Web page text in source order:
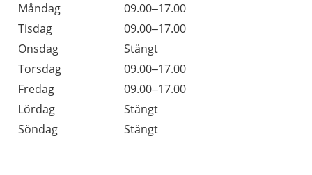
Dag
Öppettider
Kommentarer
Måndag
09.00–17.00
Tisdag
09.00–17.00
Onsdag
Stängt
Torsdag
09.00–17.00
Fredag
09.00–17.00
Lördag
Stängt
Söndag
Stängt